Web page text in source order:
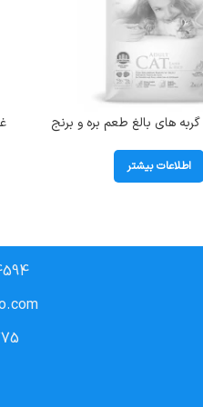
های بالغ طعم بره و برنج
اطلاعات بیشتر
-021